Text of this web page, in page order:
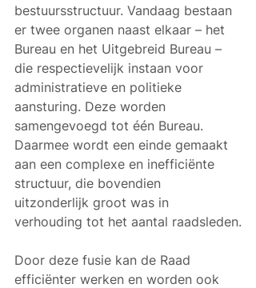
bestuursstructuur. Vandaag bestaan
er twee organen naast elkaar – het
Bureau en het Uitgebreid Bureau –
die respectievelijk instaan voor
administratieve en politieke
aansturing. Deze worden
samengevoegd tot één Bureau.
Daarmee wordt een einde gemaakt
aan een complexe en inefficiënte
structuur, die bovendien
uitzonderlijk groot was in
verhouding tot het aantal raadsleden.
Door deze fusie kan de Raad
efficiënter werken en worden ook